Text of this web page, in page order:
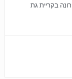
בקריית גת